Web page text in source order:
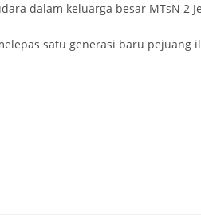
dalam keluarga besar MTsN 2
satu generasi baru pejuang